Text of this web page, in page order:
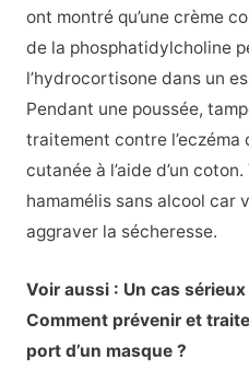
ont montré qu’une crème
de la phosphatidylcholine
l’hydrocortisone dans un
Pendant une poussée,
traitement contre l’eczéma
cutanée à l’aide d’un
hamamélis sans alcool car
aggraver la sécheresse.
Voir aussi : Un cas
Comment prévenir et
port d’un masque ?